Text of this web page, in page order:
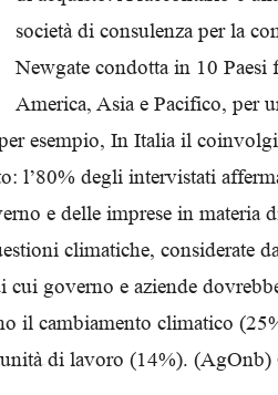
dei
società di consulenza per la
Newgate condotta in 10 Paesi
America, Asia e Pacifico, per
esempio, In Italia il
l’80% degli intervistati
e delle imprese in materia
climatiche, considerate
governo e aziende
il cambiamento climatico
di lavoro (14%). (AgOnb)